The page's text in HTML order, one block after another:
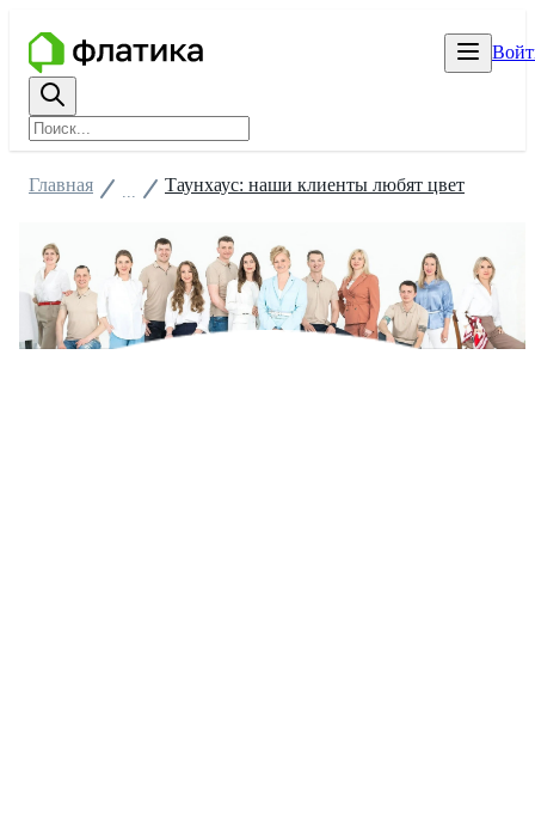
Главная Таунхаус: наши клиенты любят цвет